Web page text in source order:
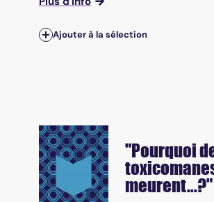
Ajouter à la sélection
"Pourquoi
meurent...?"